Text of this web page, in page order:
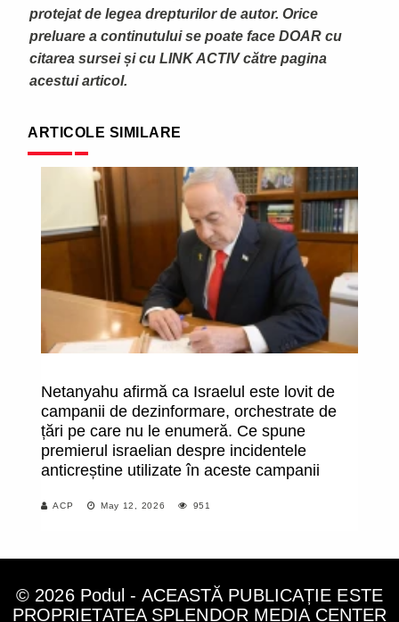
protejat de legea drepturilor de autor. Orice
preluare a continutului se poate face DOAR cu
citarea sursei și cu LINK ACTIV către pagina
acestui articol.
ARTICOLE SIMILARE
Netanyahu afirmă ca Israelul este lovit de
campanii de dezinformare, orchestrate de
țări pe care nu le enumeră. Ce spune
premierul israelian despre incidentele
anticreștine utilizate în aceste campanii
ACP May 12, 2026 951
© 2026 Podul - ACEASTĂ PUBLICAȚIE ESTE
PROPRIETATEA SPLENDOR MEDIA CENTER